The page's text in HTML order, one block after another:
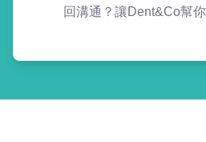
回溝通？讓Dent&Co幫